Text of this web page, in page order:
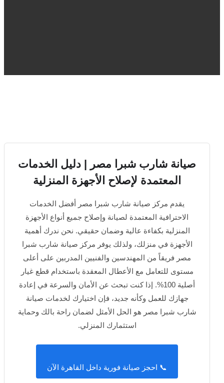
صيانة شارب شبرا مصر | دليل الخدمات
المعتمدة لإصلاح الأجهزة المنزلية
يقدم مركز صيانة شارب شبرا مصر أفضل الخدمات
الاحترافية المعتمدة لصيانة وإصلاح جميع أنواع الأجهزة
المنزلية بكفاءة عالية وضمان حقيقي. نحن ندرك أهمية
الأجهزة في منزلك، ولذلك يوفر مركز صيانة شارب شبرا
مصر فريقاً من المهندسين والفنيين المدربين على أعلى
مستوى للتعامل مع الأعطال المعقدة باستخدام قطع غيار
أصلية 100%. إذا كنت تبحث عن الأمان والسرعة في إعادة
جهازك للعمل وكأنه جديد، فإن اختيارك لخدمات صيانة
شارب شبرا مصر هو الحل الأمثل لضمان راحة بالك وحماية
استثمارك المنزلي.
📞 احجز صيانة فورية داخل القاهرة الآن